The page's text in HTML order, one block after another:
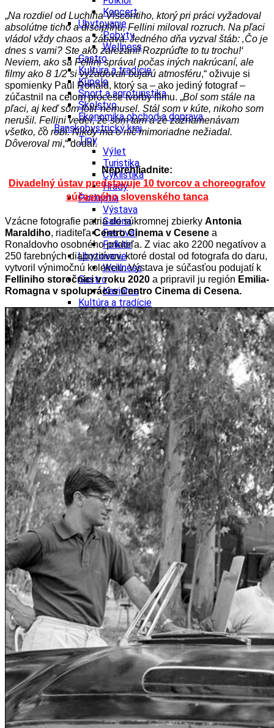
Koncert
Ubytovanie
Pobyty
Wellness
Gastro
Kultúra a tradície
Kúpele
Šport a agroturistika
Školstvo
Ekonomika obchod a doprava
Banskobystrický kraj
Tipy
Výlet
Turistika
Cyklistika
Hrady
Podujatia
Výstava
Galéria
Festival
Folklór
Ubytovanie
Wellness
Gastro
Kaviarne
Kultúra a tradície
Kúpele
Šport a agroturistika
Školstvo
Ekonomika obchod a doprava
Košický kraj
Tipy
Výlet
Turistika
Cyklistika
Hrady
Podujatia
Výstava
Galéria
Divadlo
Folklór
Fašiangy
Ubytovanie
Pobyty
Gastro
Kaviarne
Víno
Kultúra a tradície
Šport a agroturistika
Školstvo
Ekonomika obchod a doprava
Prešovský kraj
Tipy
Výlet
Turistika
Cyklistika
Hrady
Podujatia
Výstava
Galéria
Folklór
Ubytovanie
„Na rozdiel od Luchina Viscontiho, ktorý pri práci vyžadoval
absolútne ticho a disciplínu, Fellini miloval rozruch. Na pľaci
vládol vždy chaos a zábava. Jedného dňa vyzval štáb: ‚Čo je
dnes s vami? Ste ako zarezaní! Rozprúďte to tu trochu!‘
Neviem, ako sa Fellini správal počas iných nakrúcaní, ale
filmy ako 8 1/2 si vyžadovali bujarú atmosféru,“ oživuje si
spomienky Paul Ronald, ktorý sa – ako jediný fotograf –
zúčastnil na celom procese tvorby filmu. „Bol som stále na
pľaci, aj keď som fotiť nemusel. Stál som v kúte, nikoho som
nerušil. Fellini vedel, že som tam a že zaznamenávam
všetko, čo robí. Nikdy ma o nič mimoriadne nežiadal.
Dôveroval mi,“ dodal.
Neprehliadnite:
Divadelný ústav predstavuje 10 tvorcov a choreografov
súčasného slovenského tanca
Vzácne fotografie patria do súkromnej zbierky Antonia
Maraldiho, riaditeľaCentro Cinema v Cesene a
Ronaldovho osobného priateľa. Z viac ako 2200 negatívov a
250 farebných diapozitívov, ktoré dostal od fotografa do daru,
vytvoril výnimočnú kolekciu. Výstava je súčasťou podujatí k
Felliniho storočnici v roku 2020 a pripravil ju región Emilia-
Romagna v spolupráci s Centro Cinema di Cesena.